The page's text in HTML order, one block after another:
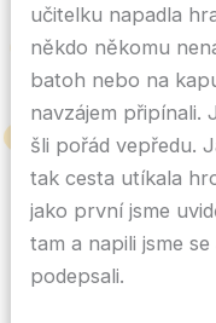
učitelku napadla
někdo někomu
batoh nebo na
navzájem připínali.
šli pořád vepředu.
tak cesta utíkala
jako první jsme
tam a napili jsme